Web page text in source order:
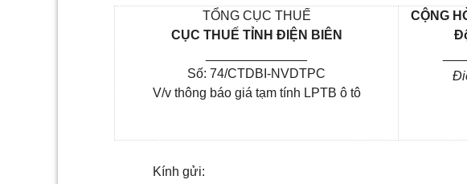
TỔNG CỤC THUẾ
CỤC THUẾ TỈNH ĐIỆN BIÊN
Số: 74/CTDBI-NVDTPC
V/vthông báo giá tạm tính LPTB ô tô
CỘNG
Kính gửi: